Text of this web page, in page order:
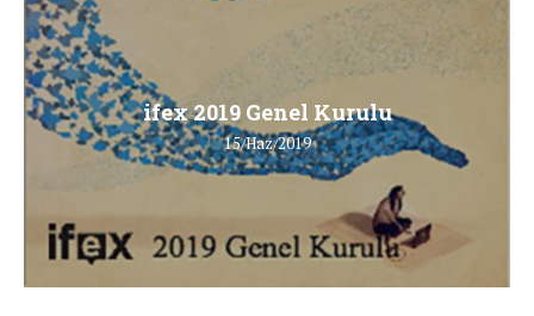
ifex 2019 Genel Kurulu
15/Haz/2019